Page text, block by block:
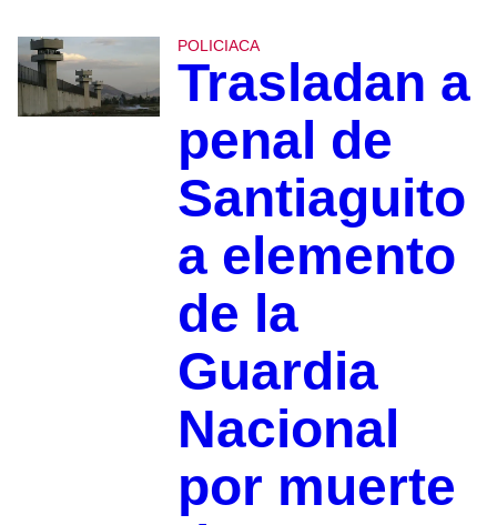
POLICIACA
Trasladan a
penal de
Santiaguito
a elemento
de la
Guardia
Nacional
por muerte